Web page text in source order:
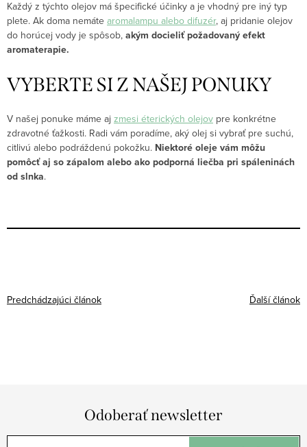
Každý z týchto olejov má špecifické účinky a je vhodný pre iný typ
plete. Ak doma nemáte aromalampu alebo difuzér, aj pridanie olejov
do horúcej vody je spôsob, akým docieliť požadovaný efekt
aromaterapie.
VYBERTE SI Z NAŠEJ PONUKY
V našej ponuke máme aj zmesi éterických olejov pre konkrétne
zdravotné ťažkosti. Radi vám poradíme, aký olej si vybrať pre suchú,
citlivú alebo podráždenú pokožku. Niektoré oleje vám môžu
pomôcť aj so zápalom alebo ako podporná liečba pri spáleninách
od slnka.
Predchádzajúci článok Ďalší článok
Odoberať newsletter